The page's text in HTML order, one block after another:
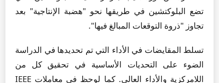
تضع البلوكتشين في طريقها نحو "هضبة الإنتاجية" بعد
تجاوز "ذروة التوقعات المبالغ فيها".
تسلط المقايضات في الأداء التي تم تحديدها في الدراسة
الضوء على التحديات الأساسية في تحقيق كل من
اللامركزية والأداء العالي. كما لوحظ في معاملات IEEE